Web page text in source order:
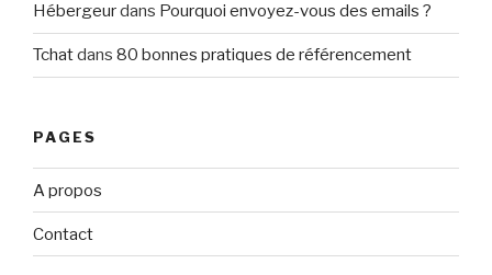
Hébergeurdans Pourquoi envoyez-vous des emails ?
Tchatdans 80 bonnes pratiques de référencement
PAGES
A propos
Contact